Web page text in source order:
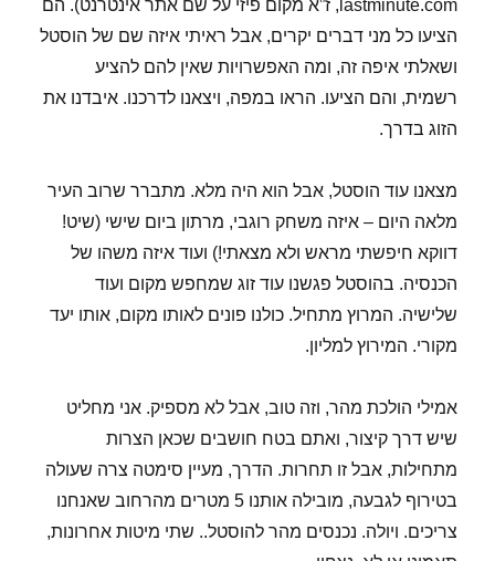
lastminute.com, ז”א מקום פיזי על שם אתר אינטרנט). הם
הציעו כל מני דברים יקרים, אבל ראיתי איזה שם של הוסטל
ושאלתי איפה זה, ומה האפשרויות שאין להם להציע
רשמית, והם הציעו. הראו במפה, ויצאנו לדרכנו. איבדנו את
הזוג בדרך.
מצאנו עוד הוסטל, אבל הוא היה מלא. מתברר שרוב העיר
מלאה היום – איזה משחק רוגבי, מרתון ביום שישי (שיט!
דווקא חיפשתי מראש ולא מצאתי!) ועוד איזה משהו של
הכנסיה. בהוסטל פגשנו עוד זוג שמחפש מקום ועוד
שלישיה. המרוץ מתחיל. כולנו פונים לאותו מקום, אותו יעד
מקורי. המירוץ למליון.
אמילי הולכת מהר, וזה טוב, אבל לא מספיק. אני מחליט
שיש דרך קיצור, ואתם בטח חושבים שכאן הצרות
מתחילות, אבל זו תחרות. הדרך, מעיין סימטה צרה שעולה
בטירוף לגבעה, מובילה אותנו 5 מטרים מהרחוב שאנחנו
צריכים. ויולה. נכנסים מהר להוסטל.. שתי מיטות אחרונות,